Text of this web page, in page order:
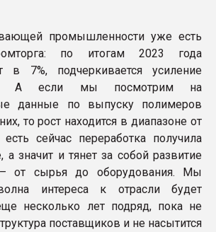
промышленности уже есть
по итогам 2023 года
в 7%, подчеркивается усиление
А если мы посмотрим на
данные по выпуску полимеров
то рост находится в диапазоне от
сейчас переработка получила
а значит и тянет за собой развитие
от сырья до оборудования. Мы
интереса к отрасли будет
несколько лет подряд, пока не
поставщиков и не насытится